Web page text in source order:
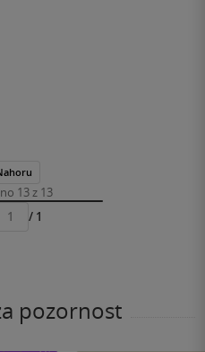
13 z 13
/ 1
pozornost